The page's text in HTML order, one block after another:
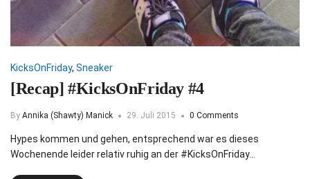
KicksOnFriday, Sneaker
[Recap] #KicksOnFriday #4
By Annika (Shawty) Manick 29. Juli 2015 0 Comments
Hypes kommen und gehen, entsprechend war es dieses
Wochenende leider relativ ruhig an der #KicksOnFriday…